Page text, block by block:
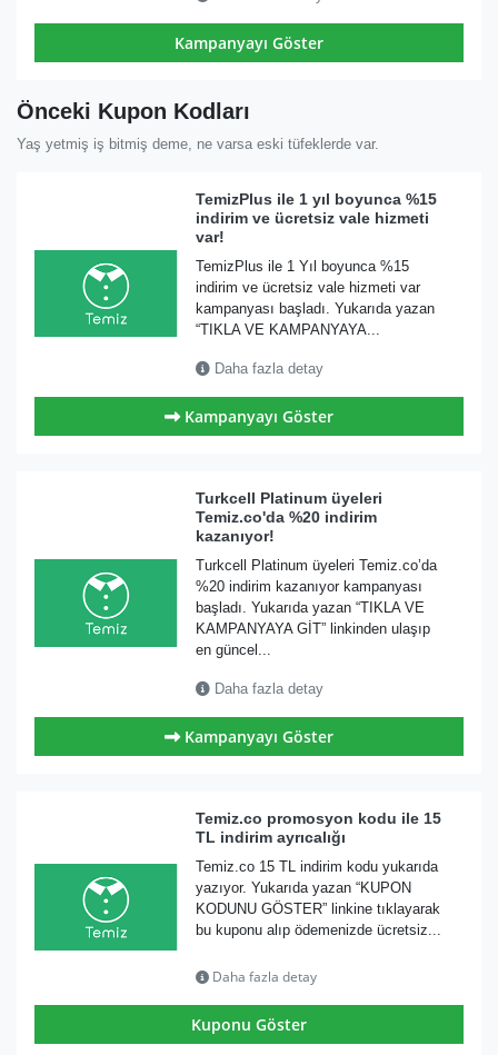
Kampanyayı Göster
Önceki Kupon Kodları
Yaş yetmiş iş bitmiş deme, ne varsa eski tüfeklerde var.
TemizPlus ile 1 yıl boyunca %15
indirim ve ücretsiz vale hizmeti
var!
TemizPlus ile 1 Yıl boyunca %15
indirim ve ücretsiz vale hizmeti var
kampanyası başladı. Yukarıda yazan
“TIKLA VE KAMPANYAYA...
Daha fazla detay
Kampanyayı Göster
Turkcell Platinum üyeleri
Temiz.co'da %20 indirim
kazanıyor!
Turkcell Platinum üyeleri Temiz.co’da
%20 indirim kazanıyor kampanyası
başladı. Yukarıda yazan “TIKLA VE
KAMPANYAYA GİT” linkinden ulaşıp
en güncel...
Daha fazla detay
Kampanyayı Göster
Temiz.co promosyon kodu ile 15
TL indirim ayrıcalığı
Temiz.co 15 TL indirim kodu yukarıda
yazıyor. Yukarıda yazan “KUPON
KODUNU GÖSTER” linkine tıklayarak
bu kuponu alıp ödemenizde ücretsiz...
Daha fazla detay
Kuponu Göster